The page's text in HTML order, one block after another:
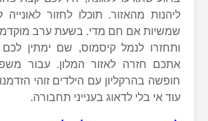
ליהנות מהאזור. תוכלו לחזור
שמשיות אם חם מדי. בשעת ערב מוקדמת
ותחזרו לנמל קיסמוס, שם ימתין לכם
אתכם חזרה לאזור המלון. עבור
חופשה בהרקליון עם הילדים זוהי
עוד אי בלי לדאוג בענייני תחבורה.